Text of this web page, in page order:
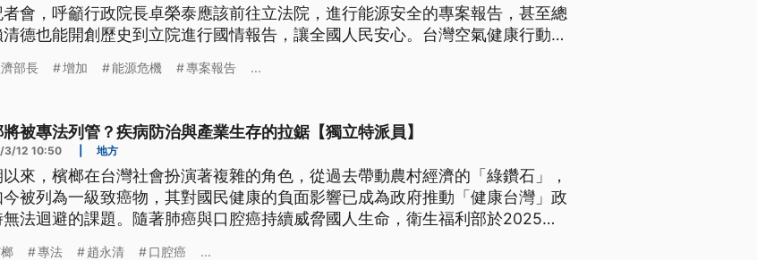
會，呼籲行政院長卓榮泰應該前往立法院，進行能源安全的專案報告，甚至總
德也能開創歷史到立院進行國情報告，讓全國人民安心。台灣空氣健康行動聯
部長 增加 能源危機 專案報告 ...
被專法列管？疾病防治與產業生存的拉鋸【獨立特派員】
3/12 10:50 地方
來，檳榔在台灣社會扮演著複雜的角色，從過去帶動農村經濟的「綠鑽石」，
被列為一級致癌物，其對國民健康的負面影響已成為政府推動「健康台灣」政
法迴避的課題。隨著肺癌與口腔癌持續威脅國人生命，衛生福利部於2025年
專法 趙永清 口腔癌 ...